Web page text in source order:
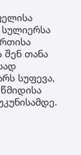
სულიერსა
შენ თანა
სუფევა,